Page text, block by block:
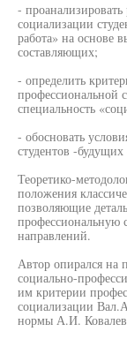
- проанализировать
социализации
работа» на основе
составляющих;
- определить
профессиональной
специальность
- обосновать
студентов -
Теоретико-
положения
позволяющие
профессиональную
направлений.
Автор опирался на
социально-
им критерии
социализации
нормы А.И.